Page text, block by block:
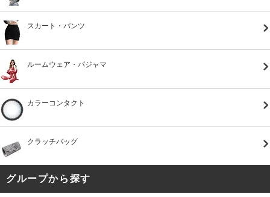
スカート・パンツ
ルームウェア・パジャマ
カラーコンタクト
クラッチバッグ
グループから探す